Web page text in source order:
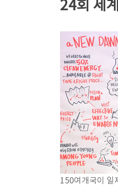
24회 세
150여개국이 일